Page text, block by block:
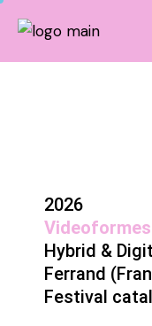
2026
Videoformes
Hybrid &
Ferrand
Festival